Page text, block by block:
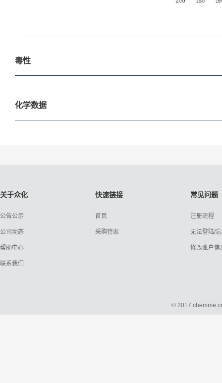
毒性
化学数据
关于众化
公告公示
公司动态
帮助中心
联系我们
快速链接
首页
采购管家
常见问题
注册流程
无法登陆/
修改账户信
© 2017